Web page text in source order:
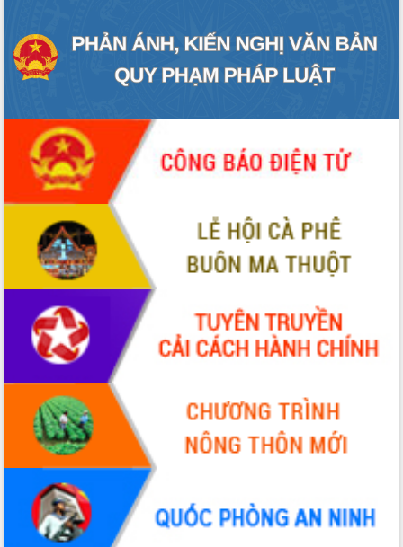
Phó Chủ tịch UBND tỉnh Đắk Lắk
Trương Công Thái kiểm tra thực địa
Dự án cao tốc Khánh Hòa - Buôn Ma
Thuột
sản sống” trong dòng chảy toàn cầu
Xây dựng nông thôn mới: Nâng cao đời
sống người dân từ những mô hình thiết
thực
Quyết liệt tháo gỡ vướng mắc, đẩy
nhanh tiến độ các dự án trọng điểm
trong Khu kinh tế Nam Phú Yên
Hòn Yến phát triển du lịch gắn với bảo
tồn biển
Lấy ý kiến điều chỉnh Quy hoạch tỉnh
Đắk Lắk thời kỳ 2021-2030, tầm nhìn
đến năm 2050
Phát động chiến dịch 30 ngày đêm
giải phóng mặt bằng Tuyến đường bộ
ven biển
Đắk Lắk nỗ lực thúc đẩy tăng trưởng
kinh tế từ 10% trở lên trong Quý
Đắk Lắk ký kết thỏa thuận hợp tác về
chuyển đổi số giai đoạn 2026 – 2030
với Tập đoàn Bưu chính Viễn thông
Việt Nam